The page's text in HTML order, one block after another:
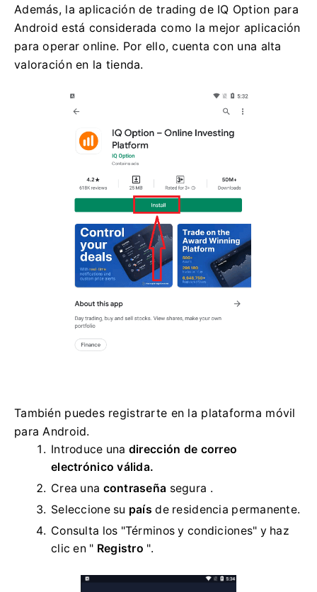
Además, la aplicación de trading de IQ Option para
Android está considerada como la mejor aplicación
para operar online. Por ello, cuenta con una alta
valoración en la tienda.
También puedes registrarte en la plataforma móvil
para Android.
Introduce una dirección de correo
electrónico válida.
Crea una contraseña segura .
Seleccione su país de residencia permanente.
Consulta los "Términos y condiciones" y haz
clic en " Registro ".